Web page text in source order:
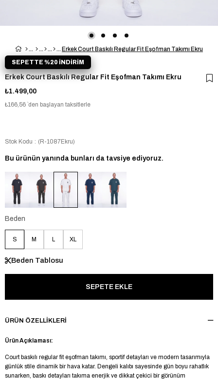
Erkek Court Baskılı Regular Fit Eşofman Takımı Ekru
Erkek Court Baskılı Regular Fit Eşofman Takımı Ekru
₺1.499,00
₺166,56 `den başlayan taksitlerle
SEPETTE %20 İNDİRİM
Stok Kodu (R-1087Ekru)
Bu ürünün yanında bunları da tavsiye ediyoruz.
Beden
S M L XL
Beden Tablosu
ÜRÜN ÖZELLIKLERI
Ürün Açıklaması:
Court baskılı regular fit eşofman takımı, sportif detayları ve modern tasarımıyla
günlük stile dinamik bir hava katar. Dengeli kalıbı sayesinde gün boyu rahatlık
sunarken, baskı detayları takıma enerjik ve dikkat çekici bir görünüm